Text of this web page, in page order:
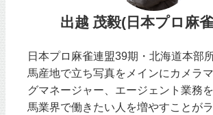
出越 茂毅(日本プロ麻
日本プロ麻雀連盟39期・北海道本部
馬産地で立ち写真をメインにカメラ
グマネージャー、エージェント業務を
馬業界で働きたい人を増やすことが